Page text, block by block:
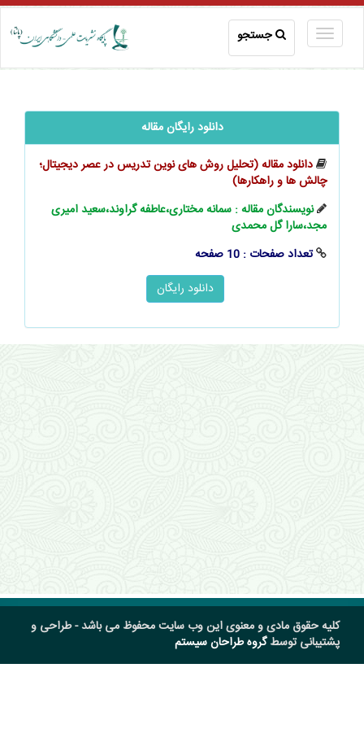
جستجو
دانلود رایگان مقاله
دانلود مقاله (تحلیل روش های نوین تدریس در عصر دیجیتال؛
چالش ها و راهکارها)
نویسندگان مقاله : سمانه مختاری،عاطفه گراوند،سعید امیری
مجد،سارا گل محمدی
تعداد صفحات : 10 صفحه
کلیه حقوق مادی و معنوی این وب سایت محفوظ می باشد - طراحی و
پشتیبانی توسطگروه طراحان سیستم